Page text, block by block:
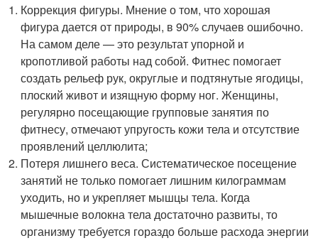
Коррекция фигуры. Мнение о том, что хорошая
фигура дается от природы, в 90% случаев ошибочно.
На самом деле — это результат упорной и
кропотливой работы над собой. Фитнес помогает
создать рельеф рук, округлые и подтянутые ягодицы,
плоский живот и изящную форму ног. Женщины,
регулярно посещающие групповые занятия по
фитнесу, отмечают упругость кожи тела и отсутствие
проявлений целлюлита;
Потеря лишнего веса. Систематическое посещение
занятий не только помогает лишним килограммам
уходить, но и укрепляет мышцы тела. Когда
мышечные волокна тела достаточно развиты, то
организму требуется гораздо больше расхода энергии